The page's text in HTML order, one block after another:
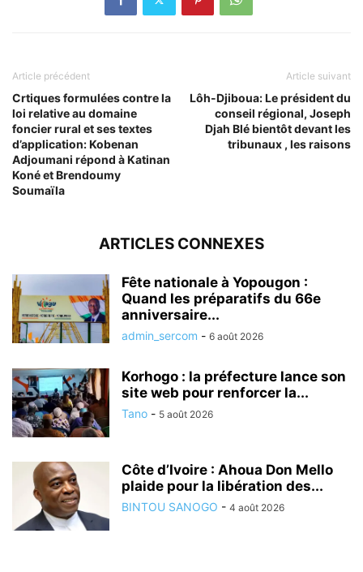
Article précédent
Crtiques formulées contre la
loi relative au domaine
foncier rural et ses textes
d’application: Kobenan
Adjoumani répond à Katinan
Koné et Brendoumy
Soumaïla
Article suivant
Lôh-Djiboua: Le président du
conseil régional, Joseph
Djah Blé bientôt devant les
tribunaux , les raisons
ARTICLES CONNEXES
Fête nationale à Yopougon :
Quand les préparatifs du 66e
anniversaire...
admin_sercom - 6 août 2026
Korhogo : la préfecture lance son
site web pour renforcer la...
Tano - 5 août 2026
Côte d’Ivoire : Ahoua Don Mello
plaide pour la libération des...
BINTOU SANOGO - 4 août 2026